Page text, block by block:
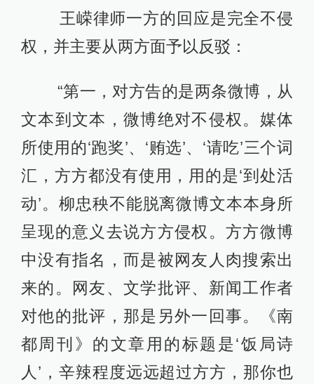
王嵘律师一方的回应是完全不侵
权，并主要从两方面予以反驳：
“第一，对方告的是两条微博，从
文本到文本，微博绝对不侵权。媒体
所使用的‘跑奖’、‘贿选’、‘请吃’三个词
汇，方方都没有使用，用的是‘到处活
动’。柳忠秧不能脱离微博文本本身所
呈现的意义去说方方侵权。方方微博
中没有指名，而是被网友人肉搜索出
来的。网友、文学批评、新闻工作者
对他的批评，那是另外一回事。《南
都周刊》的文章用的标题是‘饭局诗
人’，辛辣程度远远超过方方，那你也